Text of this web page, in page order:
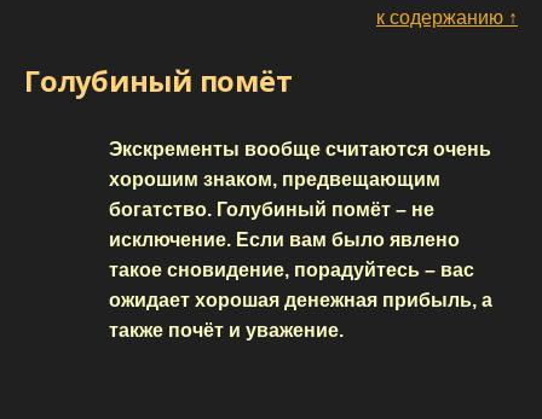
к содержанию ↑
Голубиный помёт
Экскременты вообще считаются очень
хорошим знаком, предвещающим
богатство. Голубиный помёт – не
исключение. Если вам было явлено
такое сновидение, порадуйтесь – вас
ожидает хорошая денежная прибыль, а
также почёт и уважение.